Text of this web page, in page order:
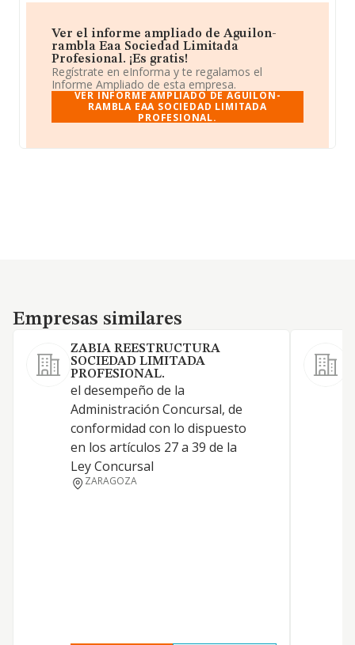
Ver el informe ampliado de Aguilon-
rambla Eaa Sociedad Limitada
Profesional. ¡Es gratis!
Regístrate en eInforma y te regalamos el
Informe Ampliado de esta empresa.
VER INFORME AMPLIADO DE AGUILON-
RAMBLA EAA SOCIEDAD LIMITADA
PROFESIONAL.
Empresas similares
Empresas similares
ZABIA REESTRUCTURA
SOCIEDAD LIMITADA
PROFESIONAL.
el desempeño de la
Administración Concursal, de
conformidad con lo dispuesto
en los artículos 27 a 39 de la
Ley Concursal
ZARAGOZA